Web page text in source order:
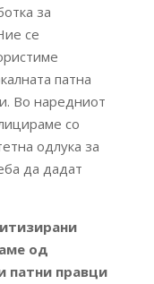
за
се
патна
Во наредниот
со
одлука за
да дадат
од
патни правци